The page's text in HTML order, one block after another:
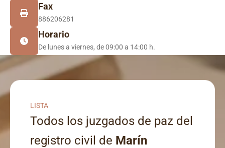
Fax
886206281
Horario
De lunes a viernes, de 09:00 a 14:00 h.
LISTA
Todos los juzgados de paz del
registro civil de Marín